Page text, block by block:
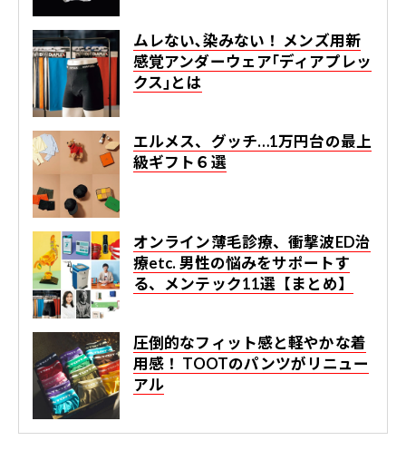
ムレない､染みない！ メンズ用新
感覚アンダーウェア｢ディアプレッ
クス｣とは
エルメス、グッチ…1万円台の最上
級ギフト６選
オンライン薄毛診療、衝撃波ED治
療etc. 男性の悩みをサポートす
る、メンテック11選【まとめ】
圧倒的なフィット感と軽やかな着
用感！ TOOTのパンツがリニュー
アル